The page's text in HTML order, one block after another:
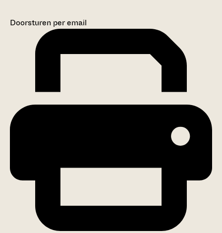
Doorsturen per email